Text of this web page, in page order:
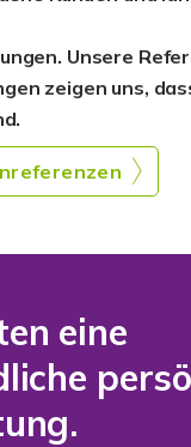
Unsere
zeigen uns,
eine